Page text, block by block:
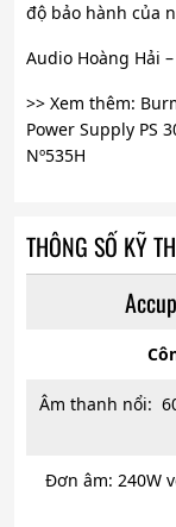
độ bảo hành của
Audio Hoàng Hải
>> Xem thêm:
Power Supply PS
Nº535H
THÔNG SỐ KỸ
Âm thanh nổi:
Đơn âm: 240W